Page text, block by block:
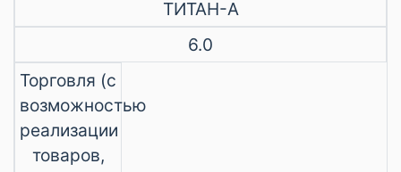
ТИТАН-А
6.0
Торговля (с
возможностью
реализации
товаров,